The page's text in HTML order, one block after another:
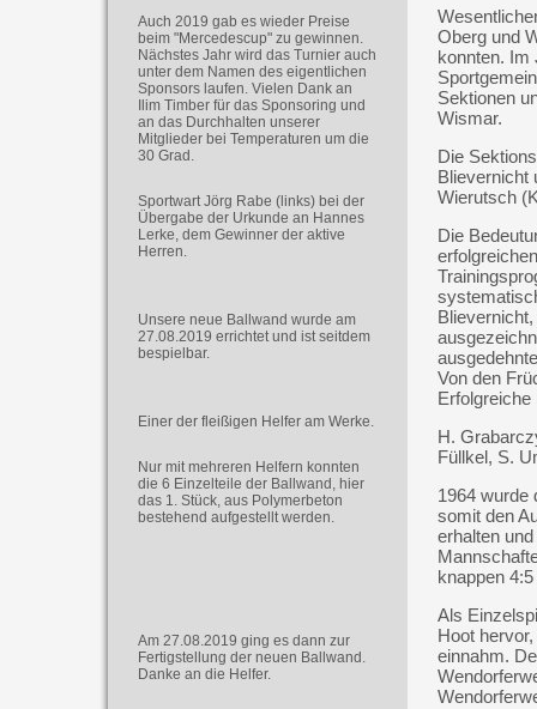
Auch 2019 gab es wieder Preise
beim "Mercedescup" zu gewinnen.
Nächstes Jahr wird das Turnier auch
unter dem Namen des eigentlichen
Sponsors laufen. Vielen Dank an
Ilim Timber für das Sponsoring und
an das Durchhalten unserer
Mitglieder bei Temperaturen um die
30 Grad.
Sportwart Jörg Rabe (links) bei der
Übergabe der Urkunde an Hannes
Lerke, dem Gewinner der aktive
Herren.
Unsere neue Ballwand wurde am
27.08.2019 errichtet und ist seitdem
bespielbar.
Einer der fleißigen Helfer am Werke.
Nur mit mehreren Helfern konnten
die 6 Einzelteile der Ballwand, hier
das 1. Stück, aus Polymerbeton
bestehend aufgestellt werden.
Am 27.08.2019 ging es dann zur
Fertigstellung der neuen Ballwand.
Danke an die Helfer.
Oberg und
konnten.
Sektionen
Wismar.
Die
Blievernicht
Wierutsch
Die
Von den
H.
Füllkel, S.
1964 wurde
somit den
erhalten
knappen
Als
Hoot
einnahm.